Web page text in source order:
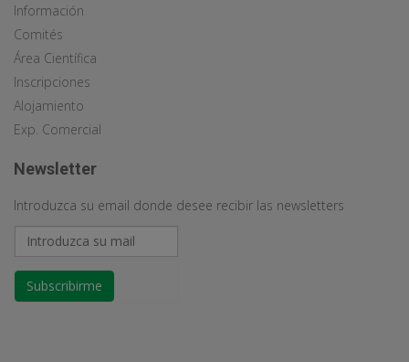
Información
Comités
Área Científica
Inscripciones
Alojamiento
Exp. Comercial
Newsletter
Introduzca su email donde desee recibir las newsletters
Subscribirme